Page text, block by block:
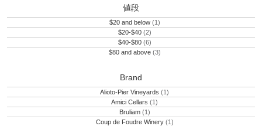
値段
$20 and below (1)
$20-$40 (2)
$40-$80 (6)
$80 and above (3)
Brand
Alioto-Pier Vineyards (1)
Amici Cellars (1)
Bruliam (1)
Coup de Foudre Winery (1)